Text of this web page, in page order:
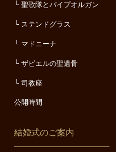
聖歌隊とパイプオルガン
ステンドグラス
マドニーナ
ザビエルの聖遺骨
司教座
公開時間
結婚式のご案内